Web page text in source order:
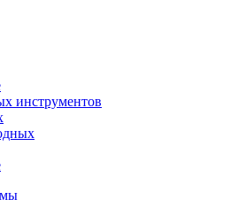
инструментов